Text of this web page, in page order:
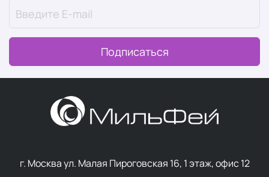
Подписаться
г. Москва ул. Малая Пироговская 16, 1 этаж, офис 12